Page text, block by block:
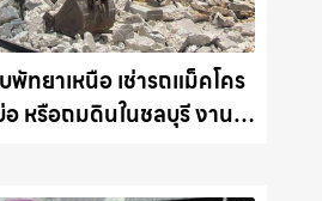
ทยาเหนือ เช่ารถแม็คโคร
หรือถมดินในชลบุรี งานไว